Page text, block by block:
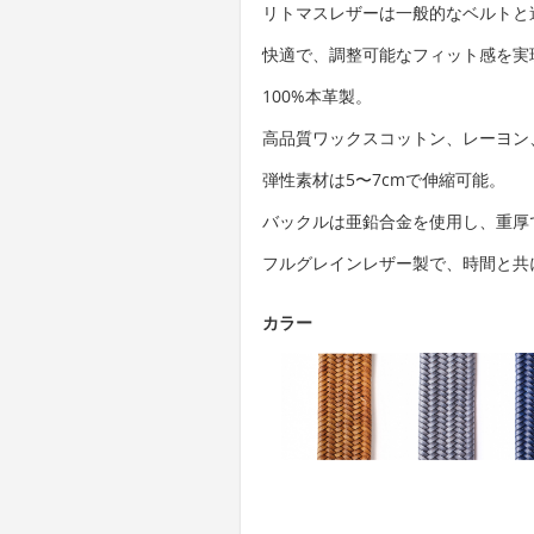
リトマスレザーは一般的なベルト
快適で、調整可能なフィット感を実
100%本革製。
高品質ワックスコットン、レーヨ
弾性素材は5〜7cmで伸縮可能。
バックルは亜鉛合金を使用し、重
フルグレインレザー製で、時間と
カラー